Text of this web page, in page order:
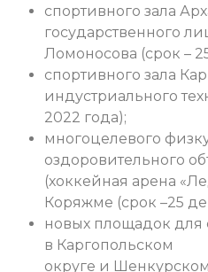
спортивного зала
государственного
Ломоносова (срок –
спортивного зала
индустриального
2022 года);
многоцелевого
оздоровительного
(хоккейная арена
Коряжме (срок –25
новых площадок для
в Каргопольском
округе и